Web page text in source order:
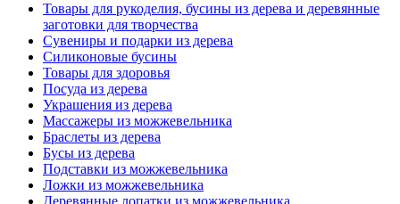
Товары для рукоделия, бусины из дерева и деревянные
заготовки для творчества
Сувениры и подарки из дерева
Силиконовые бусины
Товары для здоровья
Посуда из дерева
Украшения из дерева
Массажеры из можжевельника
Браслеты из дерева
Бусы из дерева
Подставки из можжевельника
Ложки из можжевельника